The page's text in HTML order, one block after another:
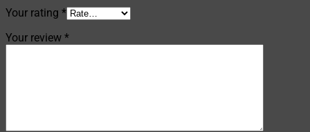
Your rating *
Your review *